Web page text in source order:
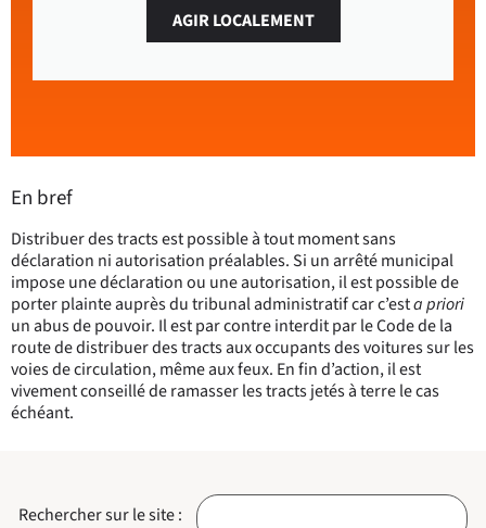
AGIR LOCALEMENT
En bref
Distribuer des tracts est possible à tout moment sans
déclaration ni autorisation préalables. Si un arrêté municipal
impose une déclaration ou une autorisation, il est possible de
porter plainte auprès du tribunal administratif car c’esta priori
un abus de pouvoir. Il est par contre interdit par le Code de la
route de distribuer des tracts aux occupants des voitures sur les
voies de circulation, même aux feux. En fin d’action, il est
vivement conseillé de ramasser les tracts jetés à terre le cas
échéant.
Rechercher sur le site :